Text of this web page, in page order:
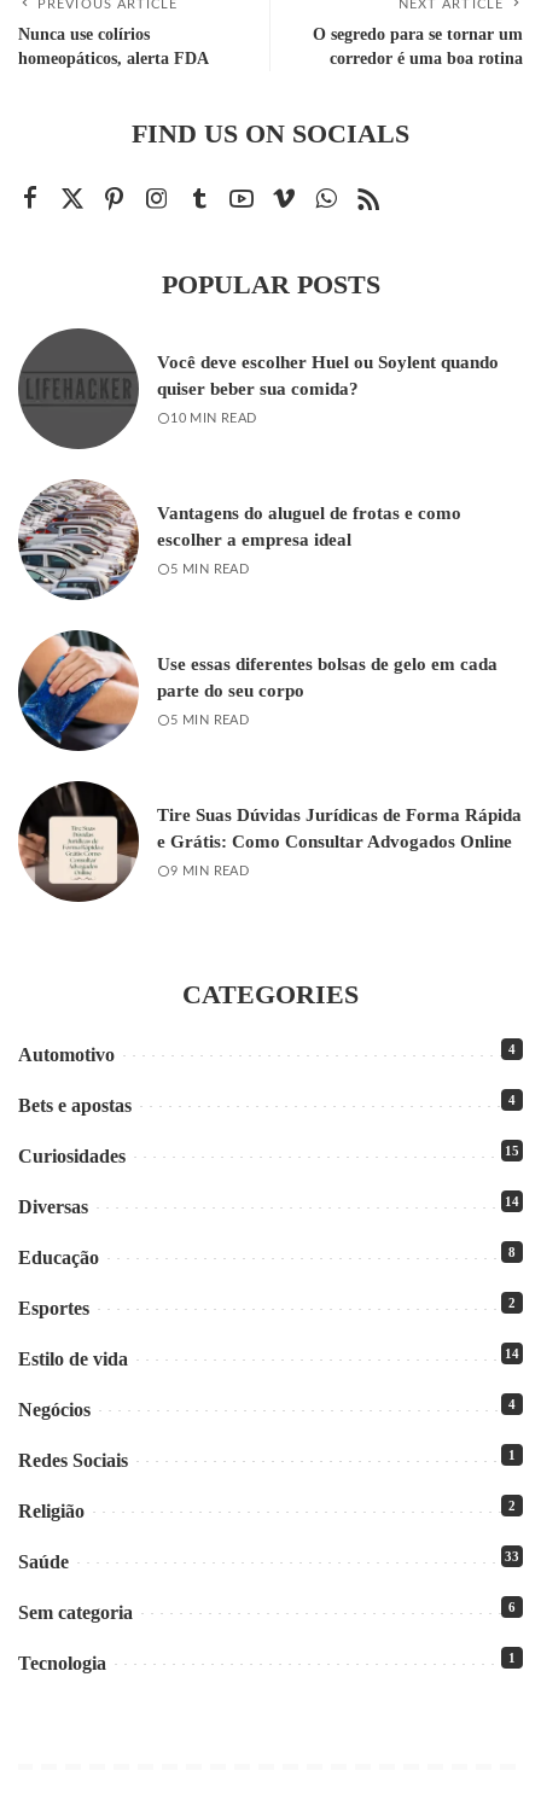
PREVIOUS ARTICLE
Nunca use colírios
homeopáticos, alerta FDA
NEXT ARTICLE
O segredo para se tornar um
corredor é uma boa rotina
FIND US ON SOCIALS
POPULAR POSTS
Você deve escolher Huel ou Soylent quando
quiser beber sua comida?
10 MIN READ
Vantagens do aluguel de frotas e como
escolher a empresa ideal
5 MIN READ
Use essas diferentes bolsas de gelo em cada
parte do seu corpo
5 MIN READ
Tire Suas Dúvidas Jurídicas de Forma Rápida
e Grátis: Como Consultar Advogados Online
9 MIN READ
CATEGORIES
Automotivo 4
Bets e apostas 4
Curiosidades 15
Diversas 14
Educação 8
Esportes 2
Estilo de vida 14
Negócios 4
Redes Sociais 1
Religião 2
Saúde 33
Sem categoria 6
Tecnologia 1